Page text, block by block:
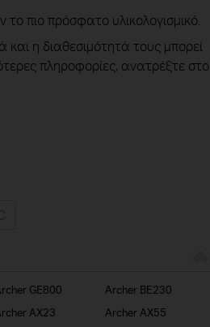
πιο πρόσφατο υλικολογισμικό.
η διαθεσιμότητά τους μπορεί
πληροφορίες, ανατρέξτε στο
GE800
Archer BE230
AX23
Archer AX55